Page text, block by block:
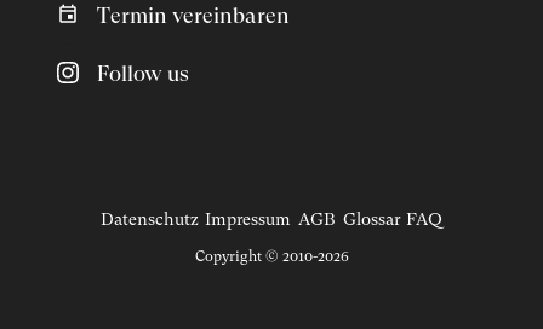
Termin vereinbaren
Follow us
Datenschutz Impressum AGB Glossar FAQ
Copyright © 2010-2026